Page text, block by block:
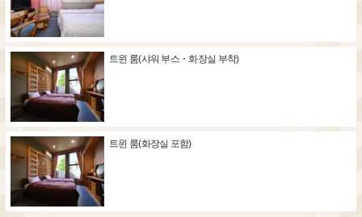
트윈 룸(샤워 부스・화장실 부착)
트윈 룸(화장실 포함)